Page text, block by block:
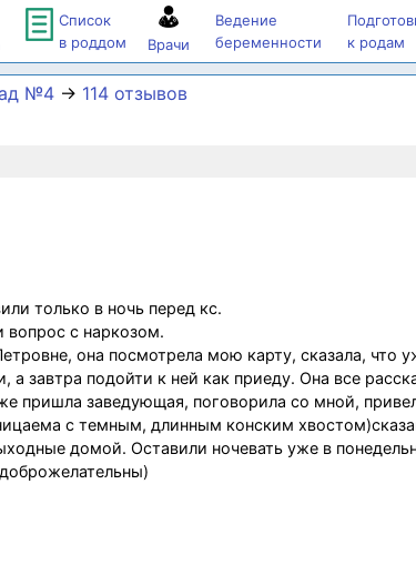
Список
в роддом
Врачи
Ведение
беременности
к родам
№4 → 114 отзывов
только в ночь перед кс.
вопрос с наркозом.
она посмотрела мою карту, сказала, что
завтра подойти к ней как приеду. Она все
пришла заведующая, поговорила со мной,
с темным, длинным конским
домой. Оставили ночевать уже в